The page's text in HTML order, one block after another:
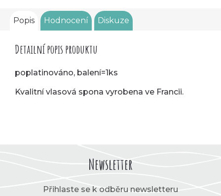
Popis Hodnocení Diskuze
Detailní popis produktu
poplatinováno, balení=1ks
Kvalitní vlasová spona vyrobena ve Francii.
Newsletter
Přihlaste se k odběru newsletteru